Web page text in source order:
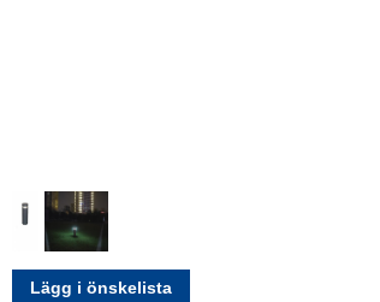
Lägg i önskelista